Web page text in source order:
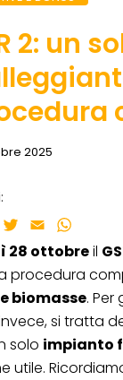
2: un
2025
LinkedInTwitter
Email
28 ottobreil
procedura
biomasse. Per
si tratta
solo impianto
utile.